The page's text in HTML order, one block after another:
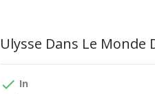
Ulysse Dans Le Monde
done In